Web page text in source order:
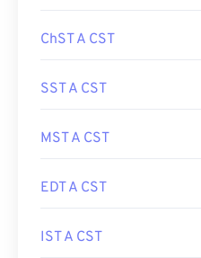
ChST A CST
SST A CST
MST A CST
EDT A CST
IST A CST